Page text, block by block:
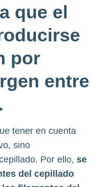
que el
por
entre
tener en cuenta
sino
Por ello, se
del cepillado